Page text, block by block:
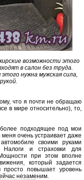
возможности этого
в салон без труда.
нужна мужская сила,
что я почти не обращаю
в мире относительно), то,
подходящее под мои
очень устраивает даже
своими руками
Налоги и страховки для
при этом вполне
который задается
просто повышает уровень
незаменим.